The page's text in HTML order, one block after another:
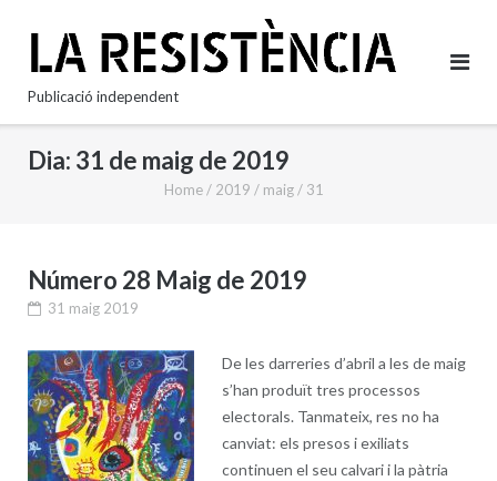
content
Publicació independent
Dia: 31 de maig de 2019
Home/ 2019 / maig/ 31
Número 28 Maig de 2019
31 maig 2019
De les darreries d’abril a les de maig
s’han produït tres processos
electorals. Tanmateix, res no ha
canviat: els presos i exiliats
continuen el seu calvari i la pàtria